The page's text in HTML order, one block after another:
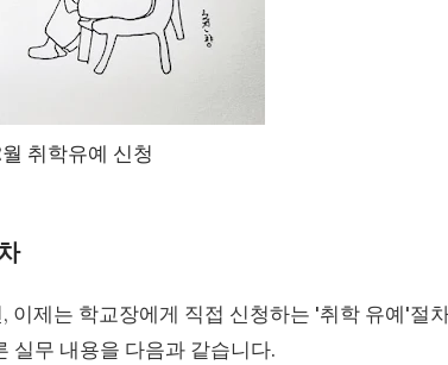
취학유예 신청
이제는 학교장에게 직접 신청하는 '취학 유예'절
실무 내용을 다음과 같습니다.